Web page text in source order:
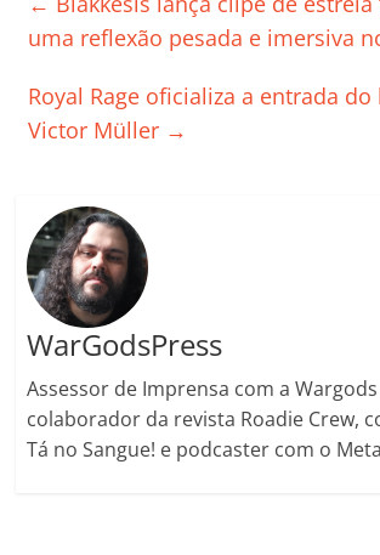
b
o
k
A
p
dI e
a
uma reflexão pesada e imersiva
Royal Rage oficializa a entrada do
Victor Müller →
WarGodsPress
Assessor de Imprensa com a Wargods
colaborador da revista Roadie Crew,
Tá no Sangue! e podcaster com o